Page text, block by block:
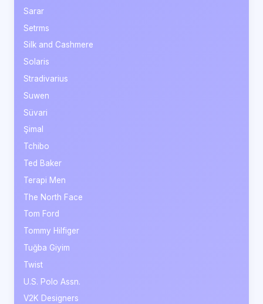
Sarar
Setrms
Silk and Cashmere
Solaris
Stradivarius
Suwen
Süvari
Şimal
Tchibo
Ted Baker
Terapi Men
The North Face
Tom Ford
Tommy Hilfiger
Tuğba Giyim
Twist
U.S. Polo Assn.
V2K Designers